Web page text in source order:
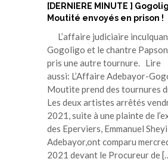
[DERNIERE MINUTE ]
Moutité envoyés en prison !
L’affaire judiciaire
Gogoligo et le chantre
pris une autre tournure. Lire
aussi: L’Affaire Adebayor-
Moutite prend des tournures
Les deux artistes arrêtés
2021, suite à une plainte de
des Eperviers, Emmanuel Sheyi
Adebayor,ont comparu
2021 devant le Procureur de